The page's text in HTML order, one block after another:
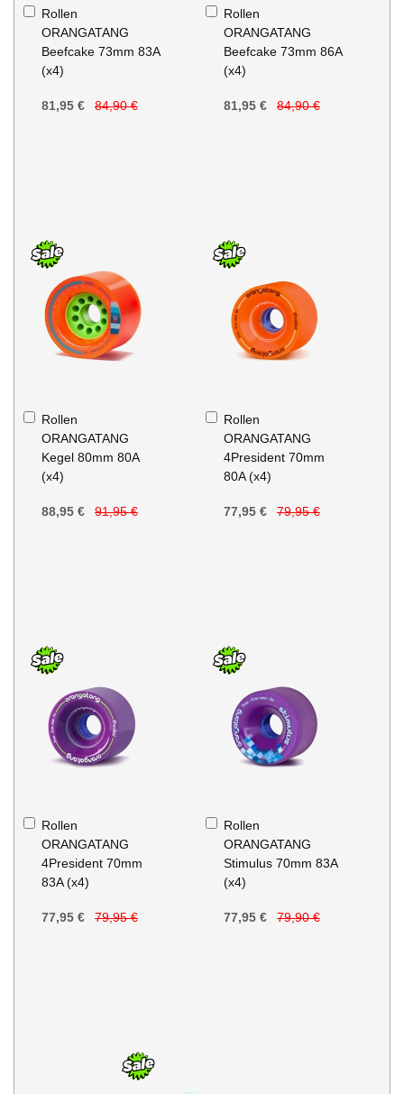
Rollen
ORANGATANG
Beefcake 73mm 83A
(x4)
81,95 € 84,90 €
In
den
Warenkorb
Rollen
ORANGATANG
Beefcake 73mm 86A
(x4)
81,95 € 84,90 €
In
den
Warenkorb
Rollen
ORANGATANG
Kegel 80mm 80A
(x4)
88,95 € 91,95 €
In
den
Warenkorb
Rollen
ORANGATANG
4President 70mm
80A (x4)
77,95 € 79,95 €
In
den
Warenkorb
Rollen
ORANGATANG
4President 70mm
83A (x4)
77,95 € 79,95 €
In
den
Warenkorb
Rollen
ORANGATANG
Stimulus 70mm 83A
(x4)
77,95 € 79,90 €
In
den
Warenkorb